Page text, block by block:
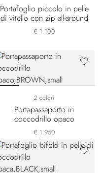
Portafoglio piccolo in pelle
di vitello con zip all-around
€ 1.100
2 colori
Portapassaporto in
coccodrillo opaco
€ 1.950